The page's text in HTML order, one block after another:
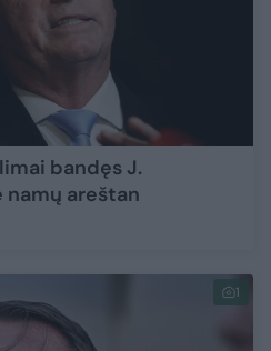
bandęs J.
namų areštan
1